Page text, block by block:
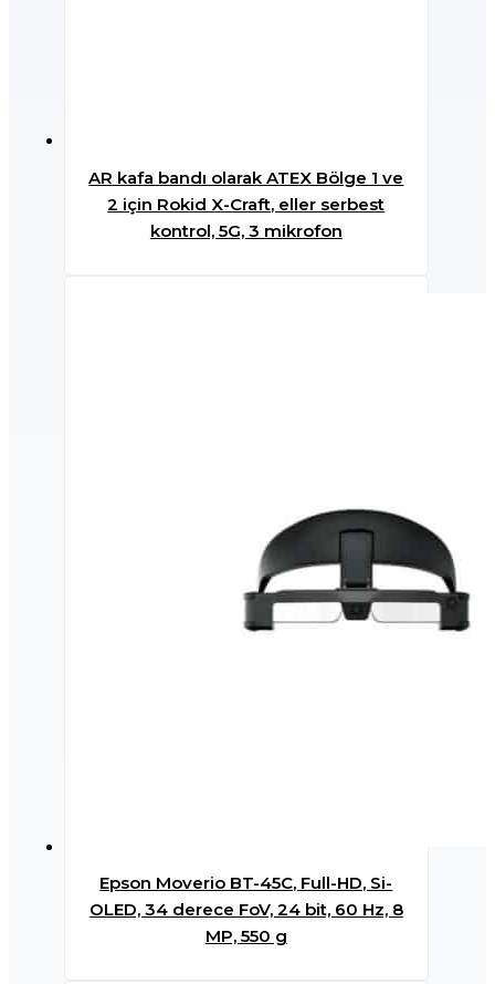
AR kafa bandı olarak ATEX Bölge 1 ve
2 için Rokid X-Craft, eller serbest
kontrol, 5G, 3 mikrofon
Epson Moverio BT-45C, Full-HD, Si-
OLED, 34 derece FoV, 24 bit, 60 Hz, 8
MP, 550 g